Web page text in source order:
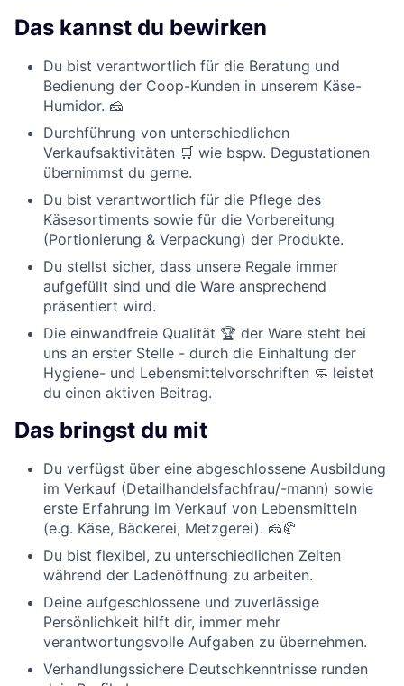
Das kannst du bewirken
Du bist verantwortlich für die Beratung und
Bedienung der Coop-Kunden in unserem Käse-
Humidor. 🧀
Durchführung von unterschiedlichen
Verkaufsaktivitäten 🛒 wie bspw. Degustationen
übernimmst du gerne.
Du bist verantwortlich für die Pflege des
Käsesortiments sowie für die Vorbereitung
(Portionierung & Verpackung) der Produkte.
Du stellst sicher, dass unsere Regale immer
aufgefüllt sind und die Ware ansprechend
präsentiert wird.
Die einwandfreie Qualität 🏆 der Ware steht bei
uns an erster Stelle - durch die Einhaltung der
Hygiene- und Lebensmittelvorschriften 🧼 leistet
du einen aktiven Beitrag.
Das bringst du mit
Du verfügst über eine abgeschlossene Ausbildung
im Verkauf (Detailhandelsfachfrau/-mann) sowie
erste Erfahrung im Verkauf von Lebensmitteln
(e.g. Käse, Bäckerei, Metzgerei). 🧀🥐
Du bist flexibel, zu unterschiedlichen Zeiten
während der Ladenöffnung zu arbeiten.
Deine aufgeschlossene und zuverlässige
Persönlichkeit hilft dir, immer mehr
verantwortungsvolle Aufgaben zu übernehmen.
Verhandlungssichere Deutschkenntnisse runden